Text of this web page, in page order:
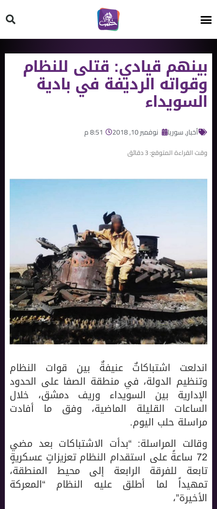
بينهم قيادي: قتلى للنظام
وقواته الرديفة في بادية
السويداء
أخبار,سوريا نوفمبر 10, 2018 8:51 م
وقت القراءة المتوقع:3دقائق
اندلعت اشتباكاتٌ عنيفةٌ بين قوات النظام
وتنظيم الدولة، في منطقة الصفا على الحدود
الإدارية بين السويداء وريف دمشق، خلال
الساعات القليلة الماضية، وفق ما أفادت
مراسلة حلب اليوم.
وقالت المراسلة: “بدأت الاشتباكات بعد مضي
72 ساعةً على استقدام النظام تعزيزاتٍ عسكريةٍ
تابعة للفرقة الرابعة إلى محيط المنطقة،
تمهيداً لما أطلق عليه النظام “المعركة
الأخيرة”،